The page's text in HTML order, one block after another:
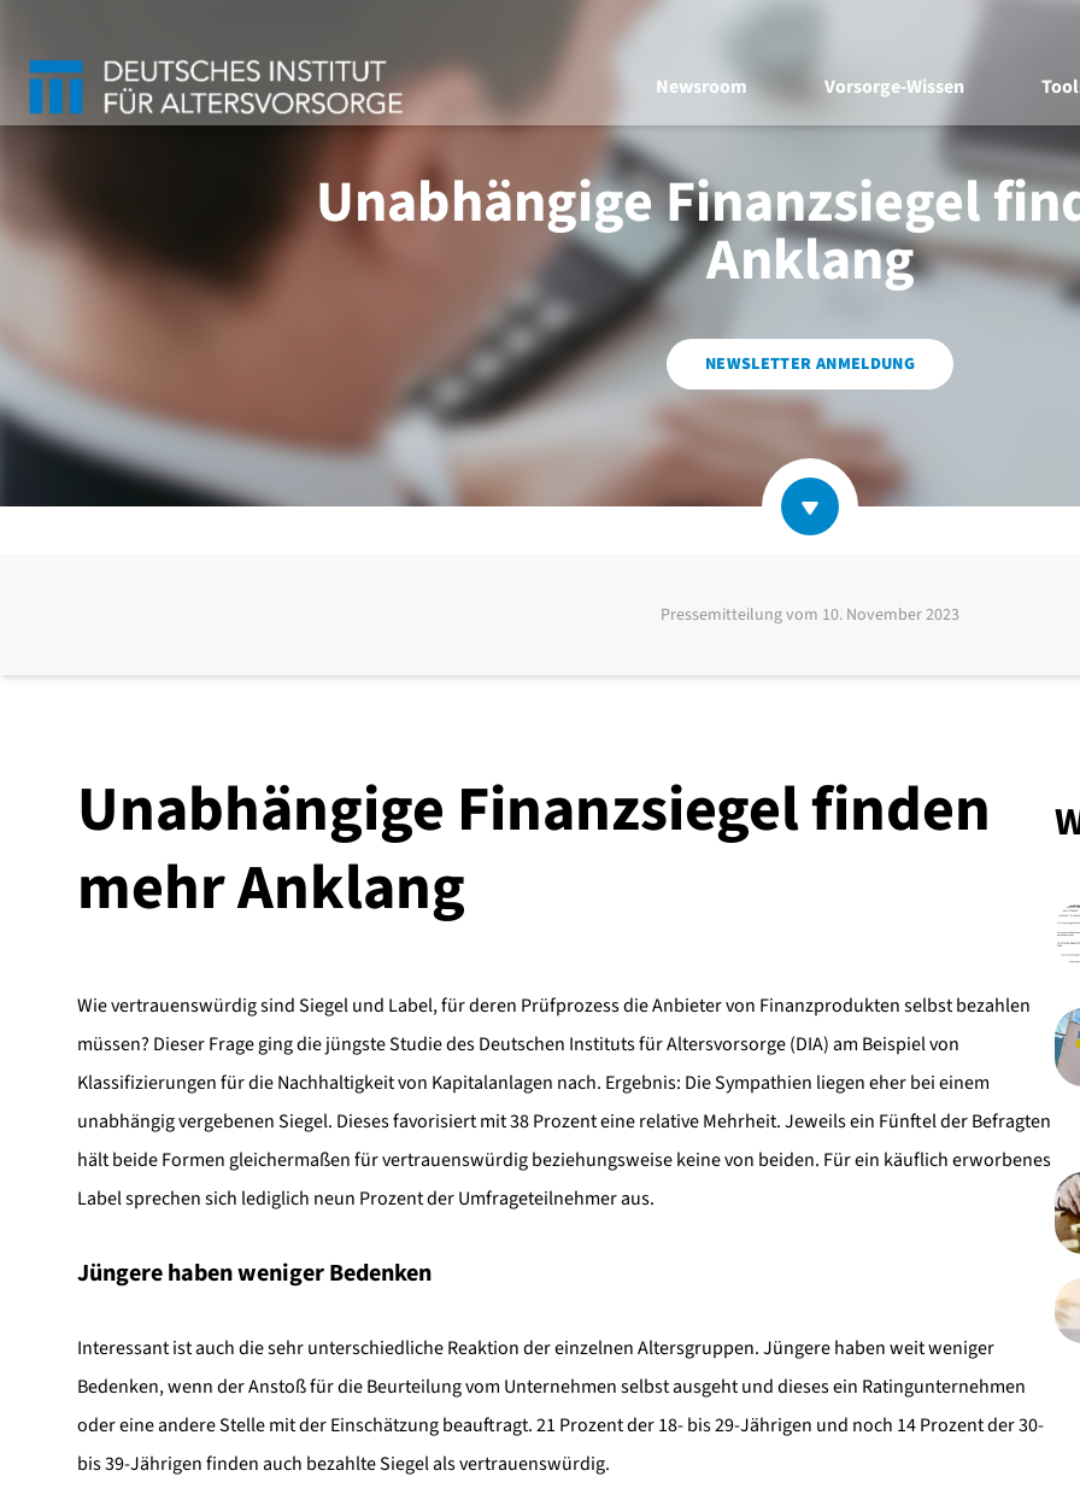
Newsroom Vorsorge-Wissen
Unabhängige Finanzsiegel
Anklang
NEWSLETTER ANMELDUNG
Pressemitteilung vom 10. November 2023
Unabhängige Finanzsiegel finden
mehr Anklang
Wie vertrauenswürdig sind Siegel und Label, für deren Prüfprozess die Anbieter von Finanzprodukten selbst bezahlen
müssen? Dieser Frage ging die jüngste Studie des Deutschen Instituts für Altersvorsorge (DIA) am Beispiel von
Klassifizierungen für die Nachhaltigkeit von Kapitalanlagen nach. Ergebnis: Die Sympathien liegen eher bei einem
unabhängig vergebenen Siegel. Dieses favorisiert mit 38 Prozent eine relative Mehrheit. Jeweils ein Fünftel der Befragten
hält beide Formen gleichermaßen für vertrauenswürdig beziehungsweise keine von beiden. Für ein käuflich erworbenes
Label sprechen sich lediglich neun Prozent der Umfrageteilnehmer aus.
Jüngere haben weniger Bedenken
Interessant ist auch die sehr unterschiedliche Reaktion der einzelnen Altersgruppen. Jüngere haben weit weniger
Bedenken, wenn der Anstoß für die Beurteilung vom Unternehmen selbst ausgeht und dieses ein Ratingunternehmen
oder eine andere Stelle mit der Einschätzung beauftragt. 21 Prozent der 18- bis 29-Jährigen und noch 14 Prozent der 30-
bis 39-Jährigen finden auch bezahlte Siegel als vertrauenswürdig.